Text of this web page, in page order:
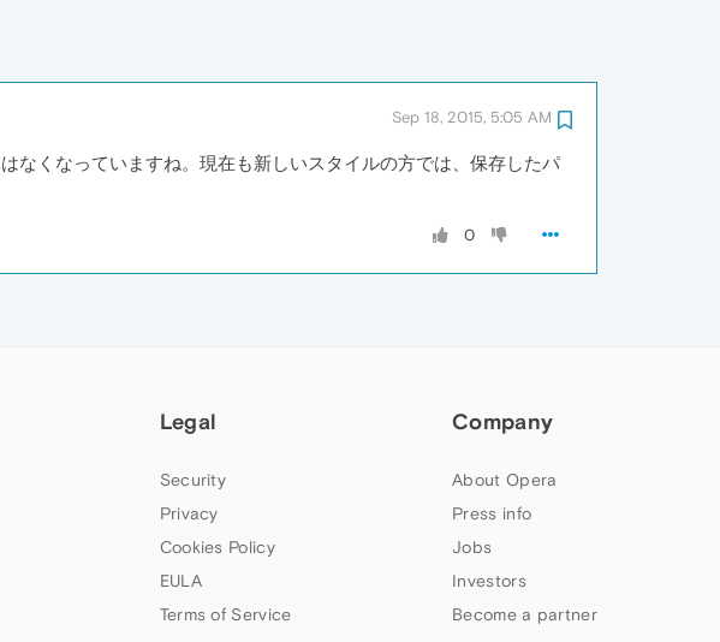
Sep 18, 2015, 5:05 AM
くなっていますね。現在も新しいスタイルの方では、保存したパ
0
Legal
Security
Privacy
Cookies Policy
EULA
Terms of Service
Company
About Opera
Press info
Jobs
Investors
Become a partner